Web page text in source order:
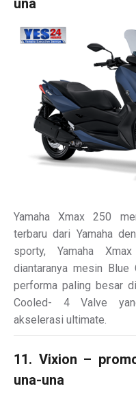
Yamaha Xmax 250
terbaru dari Yamaha
sporty, Yamaha
diantaranya mesin
performa paling besar
Cooled- 4 Valve
akselerasi ultimate.
11. Vixion –
una-una